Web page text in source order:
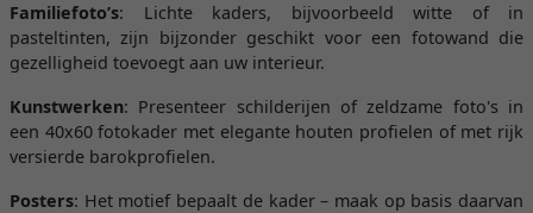
Familiefoto’s: Lichte kaders, bijvoorbeeld witte of in
pasteltinten, zijn bijzonder geschikt voor een fotowand die
gezelligheid toevoegt aan uw interieur.
Kunstwerken: Presenteer schilderijen of zeldzame foto's in
een 40x60 fotokader met elegante houten profielen of met rijk
versierde barokprofielen.
Posters: Het motief bepaalt de kader – maak op basis daarvan